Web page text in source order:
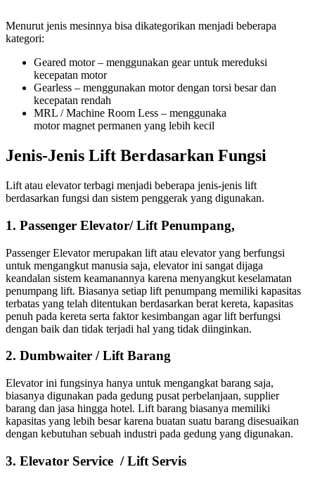
Menurut jenis mesinnya bisa dikategorikan menjadi beberapa
kategori:
Geared motor – menggunakan gear untuk mereduksi
kecepatan motor
Gearless – menggunakan motor dengan torsi besar dan
kecepatan rendah
MRL / Machine Room Less – menggunaka
motor magnet permanen yang lebih kecil
Jenis-Jenis Lift Berdasarkan Fungsi
Lift atau elevator terbagi menjadi beberapa jenis-jenis lift
berdasarkan fungsi dan sistem penggerak yang digunakan.
1. Passenger Elevator/ Lift Penumpang,
Passenger Elevator merupakan lift atau elevator yang berfungsi
untuk mengangkut manusia saja, elevator ini sangat dijaga
keandalan sistem keamanannya karena menyangkut keselamatan
penumpang lift. Biasanya setiap lift penumpang memiliki kapasitas
terbatas yang telah ditentukan berdasarkan berat kereta, kapasitas
penuh pada kereta serta faktor kesimbangan agar lift berfungsi
dengan baik dan tidak terjadi hal yang tidak diinginkan.
2. Dumbwaiter / Lift Barang
Elevator ini fungsinya hanya untuk mengangkat barang saja,
biasanya digunakan pada gedung pusat perbelanjaan, supplier
barang dan jasa hingga hotel. Lift barang biasanya memiliki
kapasitas yang lebih besar karena buatan suatu barang disesuaikan
dengan kebutuhan sebuah industri pada gedung yang digunakan.
3. Elevator Service / Lift Servis